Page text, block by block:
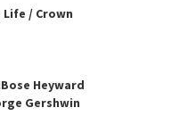
/ Crown
Heyward
Gershwin